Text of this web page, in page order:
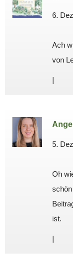
6.
Ach
von
|
5.
Oh
ist.
|